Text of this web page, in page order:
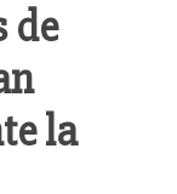
de
la